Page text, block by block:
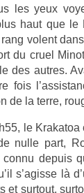
les yeux
haut que
volent
du cruel
des aut­res.
fois
de la terre,
le
nulle part,
connu de­puis
s’agis­se là
et sur­tout,